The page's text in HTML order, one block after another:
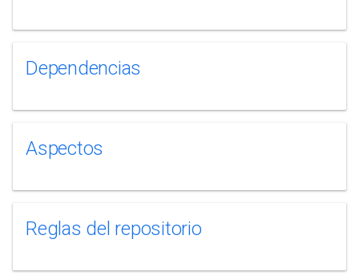
Dependencias
Aspectos
Reglas del repositorio